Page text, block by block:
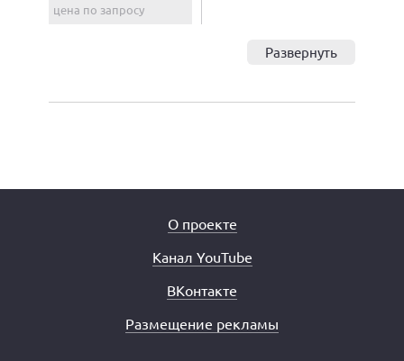
цена по запросу
Развернуть
О проекте
Канал YouTube
ВКонтакте
Размещение рекламы